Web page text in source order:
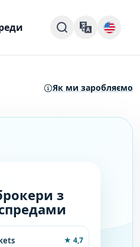
Як ми заробляємо
з
★4,7